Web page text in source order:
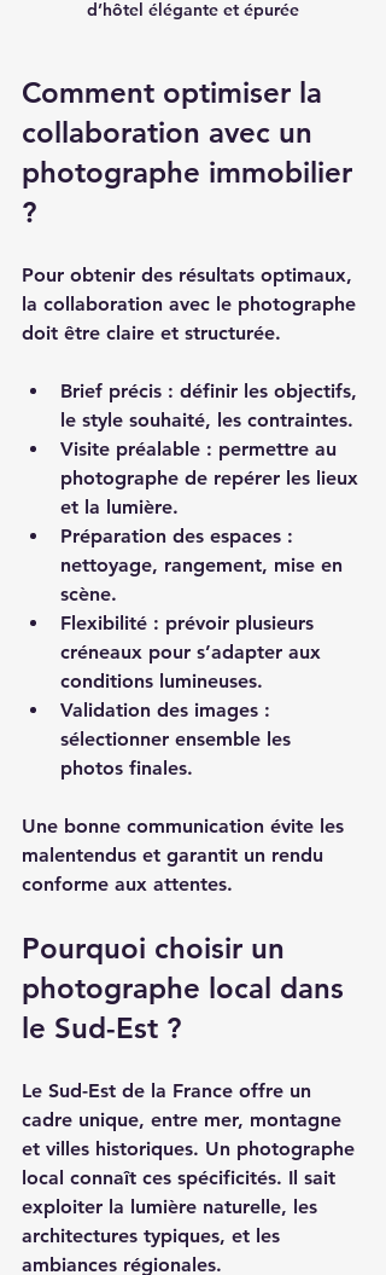
d’hôtel élégante et épurée
Comment optimiser la
collaboration avec un
photographe immobilier
?
Pour obtenir des résultats optimaux,
la collaboration avec le photographe
doit être claire et structurée.
Brief précis : définir les objectifs,
le style souhaité, les contraintes.
Visite préalable : permettre au
photographe de repérer les lieux
et la lumière.
Préparation des espaces :
nettoyage, rangement, mise en
scène.
Flexibilité : prévoir plusieurs
créneaux pour s’adapter aux
conditions lumineuses.
Validation des images :
sélectionner ensemble les
photos finales.
Une bonne communication évite les
malentendus et garantit un rendu
conforme aux attentes.
Pourquoi choisir un
photographe local dans
le Sud-Est ?
Le Sud-Est de la France offre un
cadre unique, entre mer, montagne
et villes historiques. Un photographe
local connaît ces spécificités. Il sait
exploiter la lumière naturelle, les
architectures typiques, et les
ambiances régionales.